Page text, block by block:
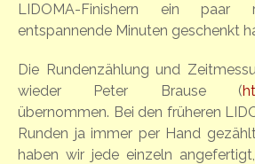
LIDOMA-Finishern ein paar
entspannende Minuten geschenkt
Die Rundenzählung und
wieder Peter Brause (
übernommen. Bei den früheren
Runden ja immer per Hand
haben wir jede einzeln